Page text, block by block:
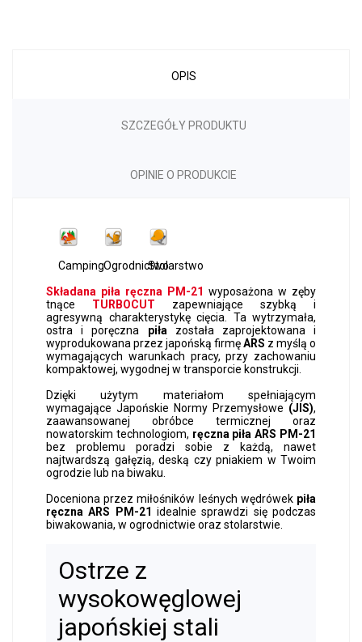
OPIS
SZCZEGÓŁY PRODUKTU
OPINIE O PRODUKCIE
CampingOgrodnictwoStolarstwo
Składana piła ręczna PM-21 wyposażona w zęby
tnące TURBOCUT zapewniające szybką i
agresywną charakterystykę cięcia. Ta wytrzymała,
ostra i poręczna piła została zaprojektowana i
wyprodukowana przez japońską firmęARS z myślą o
wymagających warunkach pracy, przy zachowaniu
kompaktowej, wygodnej w transporcie konstrukcji.
Dzięki użytym materiałom spełniającym
wymagające Japońskie Normy Przemysłowe (JIS),
zaawansowanej obróbce termicznej oraz
nowatorskim technologiom, ręczna piła ARS PM-21
bez problemu poradzi sobie z każdą, nawet
najtwardszą gałęzią, deską czy pniakiem w Twoim
ogrodzie lub na biwaku.
Doceniona przez miłośników leśnych wędrówek piła
ręczna ARS PM-21 idealnie sprawdzi się podczas
biwakowania, w ogrodnictwie oraz stolarstwie.
Ostrze z
wysokowęglowej
japońskiej stali